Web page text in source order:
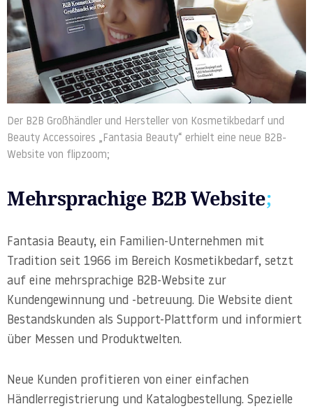
Der B2B Großhändler und Hersteller von Kosmetikbedarf und
Beauty Accessoires „Fantasia Beauty“ erhielt eine neue B2B-
Website von flipzoom;
Mehrsprachige B2B Website;
Fantasia Beauty, ein Familien-Unternehmen mit
Tradition seit 1966 im Bereich Kosmetikbedarf, setzt
auf eine mehrsprachige B2B-Website zur
Kundengewinnung und -betreuung. Die Website dient
Bestandskunden als Support-Plattform und informiert
über Messen und Produktwelten.
Neue Kunden profitieren von einer einfachen
Händlerregistrierung und Katalogbestellung. Spezielle